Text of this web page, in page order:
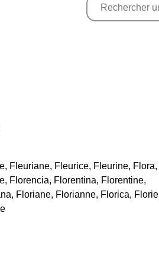
, Fleuriane, Fleurice, Fleurine, Flora,
, Florencia, Florentina, Florentine,
, Floriane, Florianne, Florica, Florie